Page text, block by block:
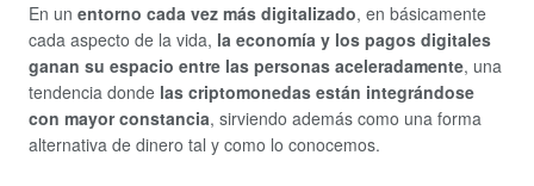
En un entorno cada vez más digitalizado, en básicamente
cada aspecto de la vida, la economía y los pagos digitales
ganan su espacio entre las personas aceleradamente, una
tendencia donde las criptomonedas están integrándose
con mayor constancia, sirviendo además como una forma
alternativa de dinero tal y como lo conocemos.